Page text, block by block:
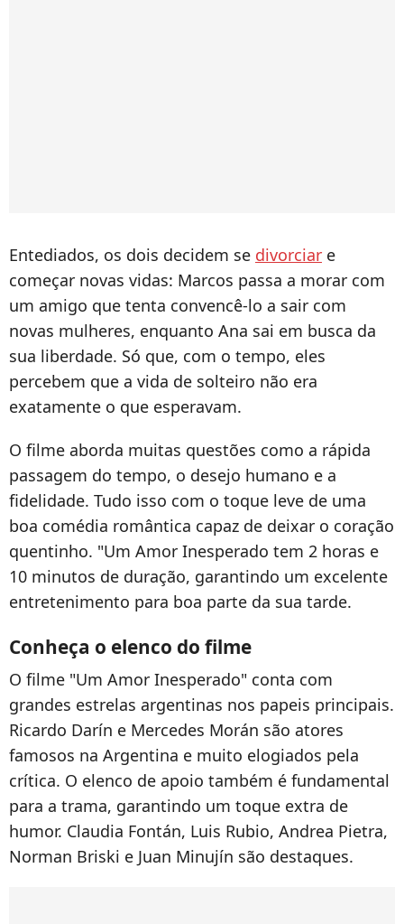
Entediados, os dois decidem se divorciar e
começar novas vidas: Marcos passa a morar com
um amigo que tenta convencê-lo a sair com
novas mulheres, enquanto Ana sai em busca da
sua liberdade. Só que, com o tempo, eles
percebem que a vida de solteiro não era
exatamente o que esperavam.
O filme aborda muitas questões como a rápida
passagem do tempo, o desejo humano e a
fidelidade. Tudo isso com o toque leve de uma
boa comédia romântica capaz de deixar o coração
quentinho. "Um Amor Inesperado tem 2 horas e
10 minutos de duração, garantindo um excelente
entretenimento para boa parte da sua tarde.
Conheça o elenco do filme
O filme "Um Amor Inesperado" conta com
grandes estrelas argentinas nos papeis principais.
Ricardo Darín e Mercedes Morán são atores
famosos na Argentina e muito elogiados pela
crítica. O elenco de apoio também é fundamental
para a trama, garantindo um toque extra de
humor. Claudia Fontán, Luis Rubio, Andrea Pietra,
Norman Briski e Juan Minujín são destaques.